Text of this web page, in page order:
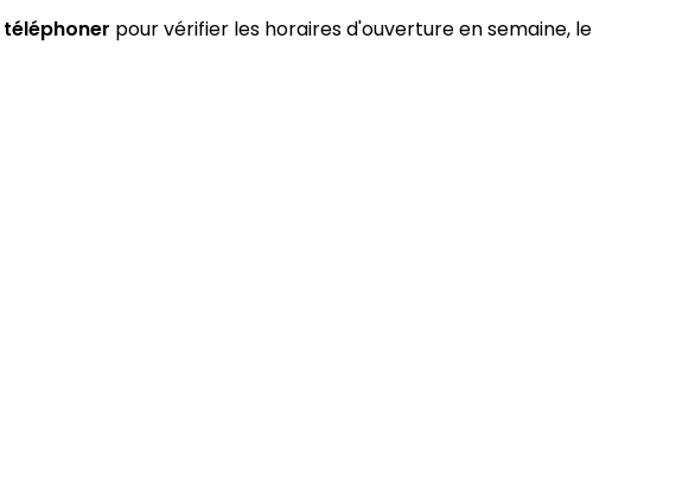
téléphoner pour vérifier les horaires d'ouverture en semaine, le